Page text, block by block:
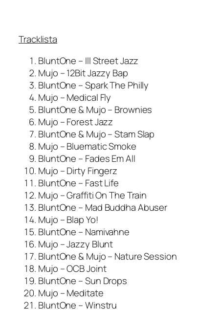
Tracklista
BluntOne – Ill Street Jazz
Mujo – 12Bit Jazzy Bap
BluntOne – Spark The Philly
Mujo – Medical Fly
BluntOne & Mujo – Brownies
Mujo – Forest Jazz
BluntOne & Mujo – Stam Slap
Mujo – Bluematic Smoke
BluntOne – Fades Em All
Mujo – Dirty Fingerz
BluntOne – Fast Life
Mujo – Graffiti On The Train
BluntOne – Mad Buddha Abuser
Mujo – Blap Yo!
BluntOne – Namivahne
Mujo – Jazzy Blunt
BluntOne & Mujo – Nature Session
Mujo – OCB Joint
BluntOne – Sun Drops
Mujo – Meditate
BluntOne – Winstru